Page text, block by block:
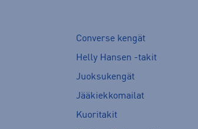
Converse kengät
Helly Hansen -takit
Juoksukengät
Jääkiekkomailat
Kuoritakit